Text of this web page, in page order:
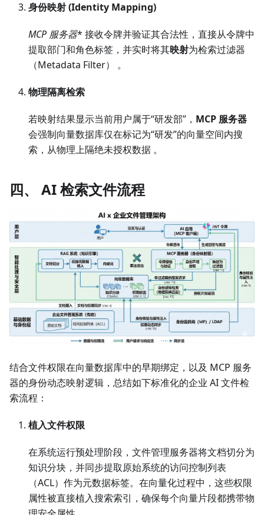
身份映射 (Identity Mapping)
MCP 服务器* 接收令牌并验证其合法性，直接从令牌中
提取部门和角色标签，并实时将其映射为检索过滤器
（Metadata Filter） 。
物理隔离检索
若映射结果显示当前用户属于“研发部”， MCP 服务器
会强制向量数据库仅在标记为“研发”的向量空间内搜
索，从物理上隔绝未授权数据 。
四、 AI 检索文件流程
结合文件权限在向量数据库中的早期绑定，以及 MCP 服务
器的身份动态映射逻辑，总结如下标准化的企业 AI 文件检
索流程：
植入文件权限
在系统运行预处理阶段，文件管理服务器将文档切分为
知识分块，并同步提取原始系统的访问控制列表
（ACL）作为元数据标签。在向量化过程中，这些权限
属性被直接植入搜索索引，确保每个向量片段都携带物